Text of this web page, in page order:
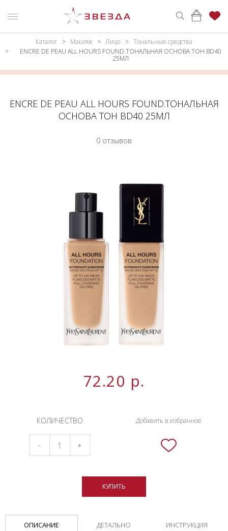
КАТАЛОГ
Каталог
ПАРФЮМЕРИЯ
Каталог Макияж Лицо
Тональные средства
ENCRE DE PEAU ALL HOURS FOUND.ТОНАЛЬНАЯ ОСНОВА ТОН BD40
25МЛ
ENCRE DE PEAU ALL HOURS FOUND.ТОНАЛЬНАЯ
ОСНОВА ТОН BD40 25МЛ
0 отзывов
72.20 р.
КОЛИЧЕСТВО
- +
КУПИТЬ
Добавить в избранное
ОПИСАНИЕ ДЕТАЛЬНО ИНСТРУКЦИЯ